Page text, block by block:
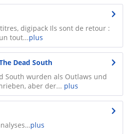
digipack Ils sont de retour :
tout...plus
Dead South
South wurden als Outlaws und
aber der... plus
plus